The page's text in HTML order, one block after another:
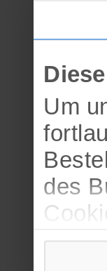
Um
des